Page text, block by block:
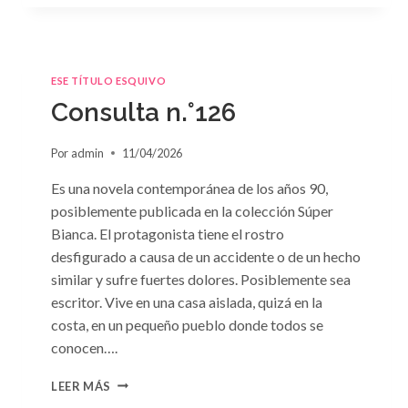
ESE TÍTULO ESQUIVO
Consulta n.°126
Por admin 11/04/2026
Es una novela contemporánea de los años 90,
posiblemente publicada en la colección Súper
Bianca. El protagonista tiene el rostro
desfigurado a causa de un accidente o de un hecho
similar y sufre fuertes dolores. Posiblemente sea
escritor. Vive en una casa aislada, quizá en la
costa, en un pequeño pueblo donde todos se
conocen….
LEER MÁS CONSULTA